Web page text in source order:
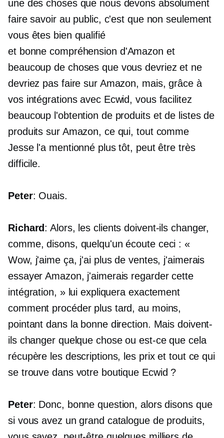
une des choses que nous devons absolument
faire savoir au public, c'est que non seulement
vous êtes bien qualifié
et bonne compréhension d'Amazon et
beaucoup de choses que vous devriez et ne
devriez pas faire sur Amazon, mais, grâce à
vos intégrations avec Ecwid, vous facilitez
beaucoup l'obtention de produits et de listes de
produits sur Amazon, ce qui, tout comme
Jesse l'a mentionné plus tôt, peut être très
difficile.
Peter: Ouais.
Richard: Alors, les clients doivent-ils changer,
comme, disons, quelqu'un écoute ceci : «
Wow, j'aime ça, j'ai plus de ventes, j'aimerais
essayer Amazon, j'aimerais regarder cette
intégration, » lui expliquera exactement
comment procéder plus tard, au moins,
pointant dans la bonne direction. Mais doivent-
ils changer quelque chose ou est-ce que cela
récupère les descriptions, les prix et tout ce qui
se trouve dans votre boutique Ecwid ?
Peter: Donc, bonne question, alors disons que
si vous avez un grand catalogue de produits,